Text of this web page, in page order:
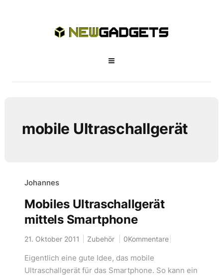
mobile Ultraschallgerät
Johannes
Mobiles Ultraschallgerät
mittels Smartphone
21. Oktober 2011 Zubehör 0Kommentare
Eigentlich eine gute Idee, das mobile
Ultraschallgerät für das Smartphone. So kann ein